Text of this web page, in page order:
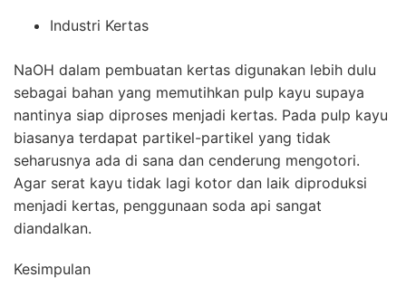
Industri Kertas
NaOH dalam pembuatan kertas digunakan lebih dulu
sebagai bahan yang memutihkan pulp kayu supaya
nantinya siap diproses menjadi kertas. Pada pulp kayu
biasanya terdapat partikel-partikel yang tidak
seharusnya ada di sana dan cenderung mengotori.
Agar serat kayu tidak lagi kotor dan laik diproduksi
menjadi kertas, penggunaan soda api sangat
diandalkan.
Kesimpulan